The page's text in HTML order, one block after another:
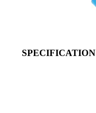
SPECIFICATION